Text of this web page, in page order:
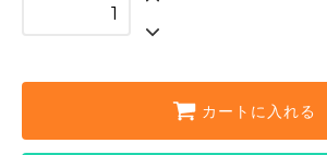
カートに入れる